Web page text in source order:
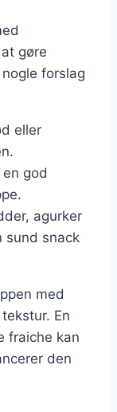
gøre
forslag
eller
god
agurker
sund snack
med
En
fraiche kan
den